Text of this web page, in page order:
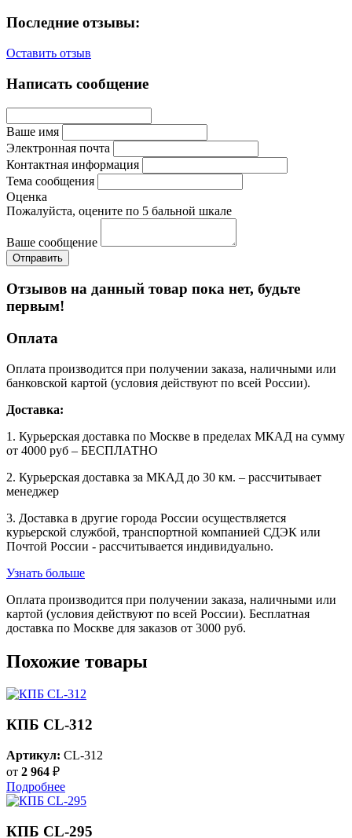
Последние отзывы:
Оставить отзыв
Написать сообщение
Ваше имя
Электронная почта
Контактная информация
Тема сообщения
Оценка
Пожалуйста, оцените по 5 бальной шкале
Ваше сообщение
Отзывов на данный товар пока нет, будьте
первым!
Оплата
Оплата производится при получении заказа, наличными или
банковской картой (условия действуют по всей России).
Доставка:
1. Курьерская доставка по Москве в пределах МКАД на сумму
от 4000 руб – БЕСПЛАТНО
2. Курьерская доставка за МКАД до 30 км. – рассчитывает
менеджер
3. Доставка в другие города России осуществляется
курьерской службой, транспортной компанией СДЭК или
Почтой России - рассчитывается индивидуально.
Узнать больше
Оплата производится при получении заказа, наличными или
картой (условия действуют по всей России). Бесплатная
доставка по Москве для заказов от 3000 руб.
Похожие товары
КПБ CL-312
Артикул: CL-312
от 2 964 ₽
Подробнее
КПБ CL-295